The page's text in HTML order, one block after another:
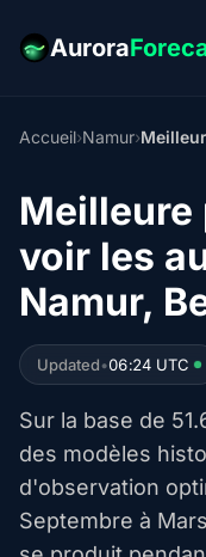
Aurora
Accueil›Namur›
Meilleure
voir les
Namur,
Updated•06:24 UTC
Sur la base de
des modèles
d'observation
Septembre à